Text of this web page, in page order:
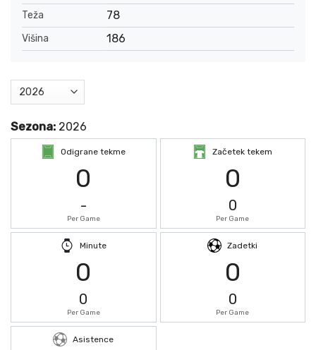
Teža 78
Višina 186
Sezona: 2026
Odigrane tekme
0
-
Per Game
Začetek tekem
0
0
Per Game
Minute
0
0
Per Game
Zadetki
0
0
Per Game
Asistence